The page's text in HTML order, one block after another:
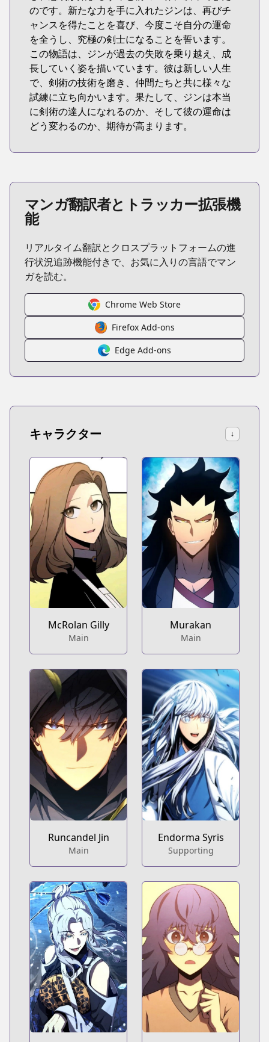
のです。新たな力を手に入れたジンは、再びチ
ャンスを得たことを喜び、今度こそ自分の運命
を全うし、究極の剣士になることを誓います。
この物語は、ジンが過去の失敗を乗り越え、成
長していく姿を描いています。彼は新しい人生
で、剣術の技術を磨き、仲間たちと共に様々な
試練に立ち向かいます。果たして、ジンは本当
に剣術の達人になれるのか、そして彼の運命は
どう変わるのか、期待が高まります。
マンガ翻訳者とトラッカー拡張機
能
リアルタイム翻訳とクロスプラットフォームの進
行状況追跡機能付きで、お気に入りの言語でマン
ガを読む。
Chrome Web Store
Firefox Add-ons
Edge Add-ons
キャラクター ↓
McRolan Gilly
Main
Murakan
Main
Runcandel Jin
Main
Endorma Syris
Supporting